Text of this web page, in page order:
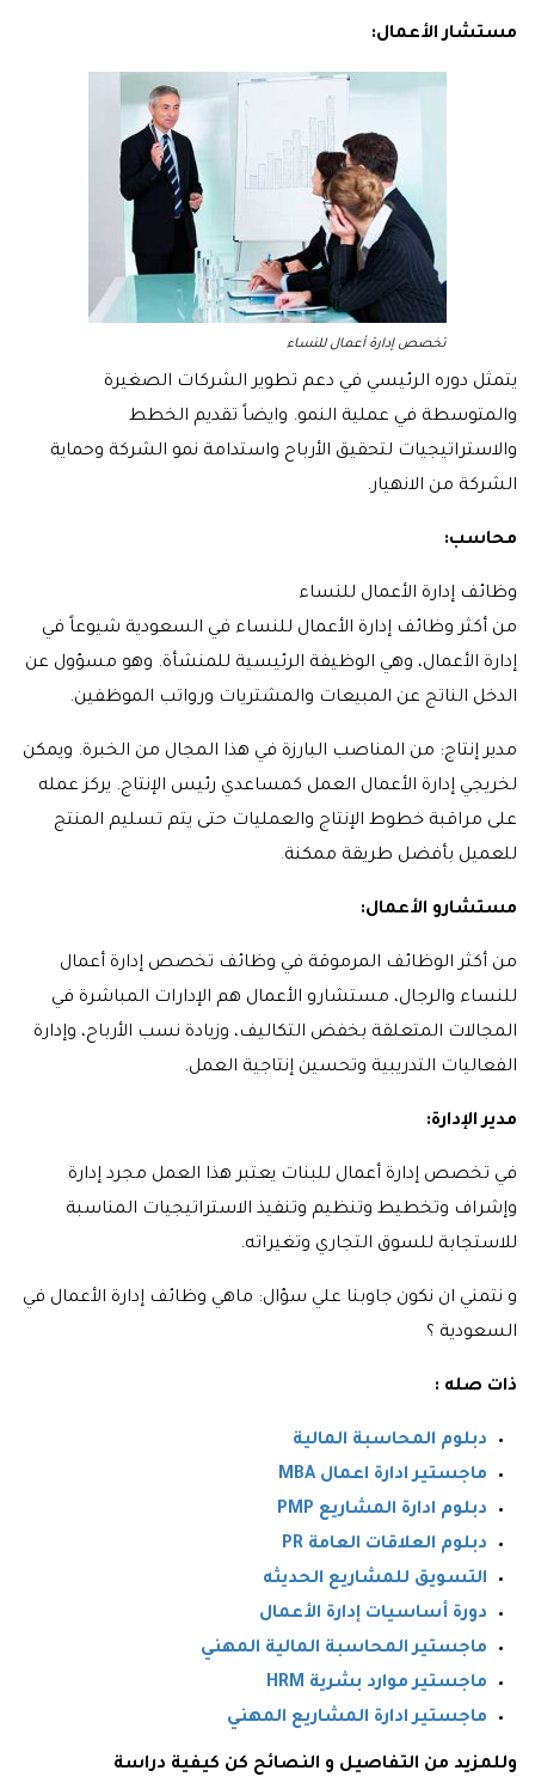
مستشار الأعمال:
تخصص إدارة أعمال للنساء
يتمثل دوره الرئيسي في دعم تطوير الشركات الصغيرة
والمتوسطة في عملية النمو. وايضاً تقديم الخطط
والاستراتيجيات لتحقيق الأرباح واستدامة نمو الشركة وحماية
الشركة من الانهيار.
محاسب:
وظائف إدارة الأعمال للنساء
من أكثر وظائف إدارة الأعمال للنساء في السعودية شيوعاً في
إدارة الأعمال، وهي الوظيفة الرئيسية للمنشأة. وهو مسؤول عن
الدخل الناتج عن المبيعات والمشتريات ورواتب الموظفين.
مدير إنتاج: من المناصب البارزة في هذا المجال من الخبرة. ويمكن
لخريجي إدارة الأعمال العمل كمساعدي رئيس الإنتاج. يركز عمله
على مراقبة خطوط الإنتاج والعمليات حتى يتم تسليم المنتج
للعميل بأفضل طريقة ممكنة.
مستشارو الأعمال:
من أكثر الوظائف المرموقة في وظائف تخصص إدارة أعمال
للنساء والرجال، مستشارو الأعمال هم الإدارات المباشرة في
المجالات المتعلقة بخفض التكاليف، وزيادة نسب الأرباح، وإدارة
الفعاليات التدريبية وتحسين إنتاجية العمل.
مدير الإدارة:
في تخصص إدارة أعمال للبنات يعتبر هذا العمل مجرد إدارة
وإشراف وتخطيط وتنظيم وتنفيذ الاستراتيجيات المناسبة
للاستجابة للسوق التجاري وتغيراته.
و نتمني ان نكون جاوبنا علي سؤال: ماهي وظائف إدارة الأعمال في
السعودية ؟
ذات صله :
دبلوم المحاسبة المالية
ماجستير ادارة اعمال MBA
دبلوم ادارة المشاريع PMP
دبلوم العلاقات العامة PR
التسويق للمشاريع الحديثه
دورة أساسيات إدارة الأعمال
ماجستير المحاسبة المالية المهني
ماجستير موارد بشرية HRM
ماجستير ادارة المشاريع المهني
وللمزيد من التفاصيل و النصائح كن كيفية دراسة